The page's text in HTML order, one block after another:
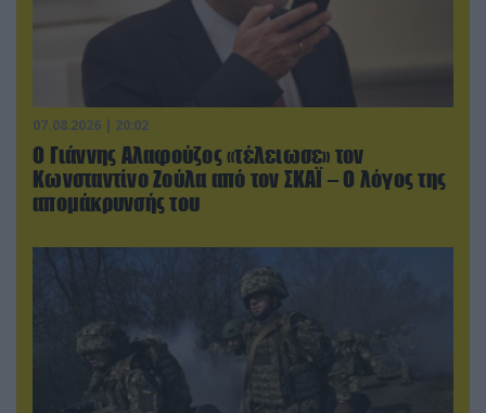
07.08.2026 | 20:02
Ο Γιάννης Αλαφούζος «τέλειωσε» τον
Κωνσταντίνο Ζούλα από τον ΣΚΑΪ – Ο λόγος της
απομάκρυνσής του